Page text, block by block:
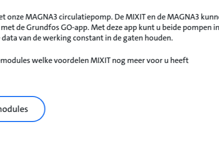
onze MAGNA3 circulatiepomp. De MIXIT en de MAGNA3
de Grundfos GO-app. Met deze app kunt u beide pompen
van de werking constant in de gaten houden.
welke voordelen MIXIT nog meer voor u heeft